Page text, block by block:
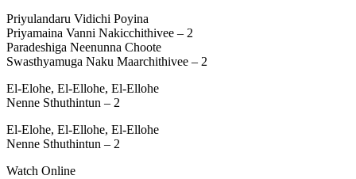
Priyulandaru Vidichi Poyina
Priyamaina Vanni Nakicchithivee – 2
Paradeshiga Neenunna Choote
Swasthyamuga Naku Maarchithivee – 2
El-Elohe, El-Ellohe, El-Ellohe
Nenne Sthuthintun – 2
El-Elohe, El-Ellohe, El-Ellohe
Nenne Sthuthintun – 2
Watch Online